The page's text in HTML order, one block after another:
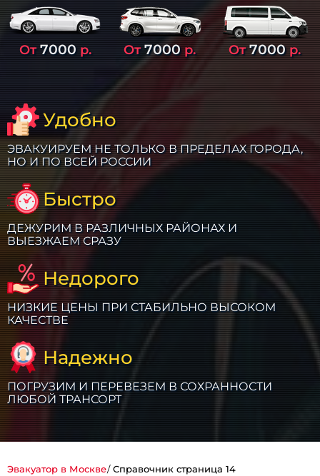
От7000 р. От7000р. От7000р.
Удобно
ЭВАКУИРУЕМ НЕ ТОЛЬКО В ПРЕДЕЛАХ ГОРОДА,
НО И ПО ВСЕЙ РОССИИ
Быстро
ДЕЖУРИМ В РАЗЛИЧНЫХ РАЙОНАХ И
ВЫЕЗЖАЕМ СРАЗУ
Недорого
НИЗКИЕ ЦЕНЫ ПРИ СТАБИЛЬНО ВЫСОКОМ
КАЧЕСТВЕ
Надежно
ПОГРУЗИМ И ПЕРЕВЕЗЕМ В СОХРАННОСТИ
ЛЮБОЙ ТРАНСОРТ
Эвакуатор в Москве Справочник страница 14